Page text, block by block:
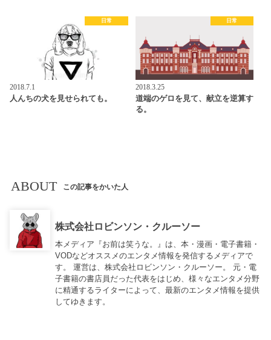
日常
2018.7.1
人んちの犬を見せられても。
日常
2018.3.25
道端のゲロを見て、献立を逆算す
る。
ABOUT この記事をかいた人
株式会社ロビンソン・クルーソー
本メディア『お前は笑うな。』は、本・漫画・電子書籍・
VODなどオススメのエンタメ情報を発信するメディアで
す。 運営は、株式会社ロビンソン・クルーソー。 元・電
子書籍の書店員だった代表をはじめ、様々なエンタメ分野
に精通するライターによって、最新のエンタメ情報を提供
してゆきます。